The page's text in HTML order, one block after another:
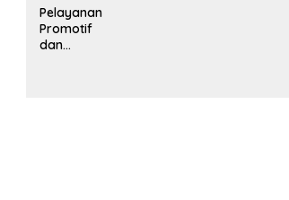
Pelayanan
Promotif
dan